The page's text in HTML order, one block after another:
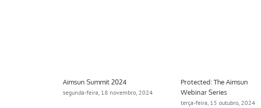
Aimsun Summit 2024
segunda-feira, 18 novembro, 2024
Protected: The Aimsun
Webinar Series
terça-feira, 15 outubro, 2024